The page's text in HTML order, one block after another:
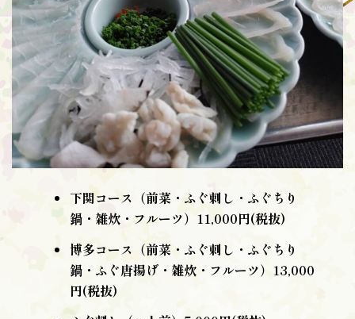
下関コース（前菜・ふぐ刺し・ふぐちり
鍋・雑炊・フルーツ）11,000円(税抜)
博多コース（前菜・ふぐ刺し・ふぐちり
鍋・ふぐ唐揚げ・雑炊・フルーツ）13,000
円(税抜)